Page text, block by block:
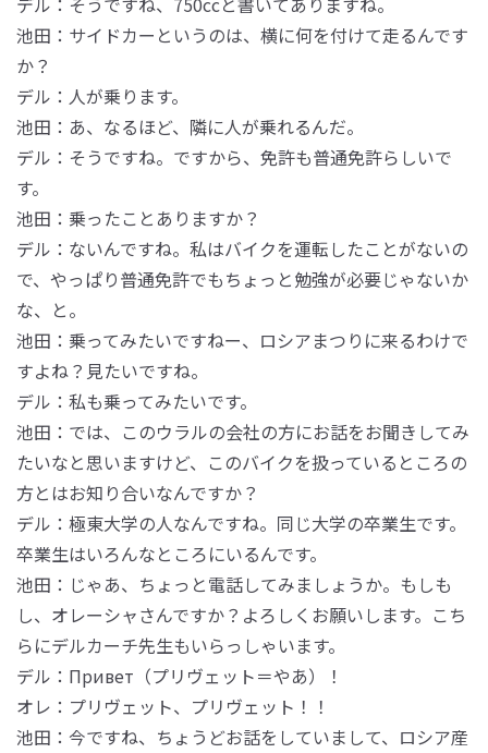
池田：サイドカーというのは、横に何を付けて走るんです
か？
デル：人が乗ります。
池田：あ、なるほど、隣に人が乗れるんだ。
デル：そうですね。ですから、免許も普通免許らしいで
す。
池田：乗ったことありますか？
デル：ないんですね。私はバイクを運転したことがないの
で、やっぱり普通免許でもちょっと勉強が必要じゃないか
な、と。
池田：乗ってみたいですねー、ロシアまつりに来るわけで
すよね？見たいですね。
デル：私も乗ってみたいです。
池田：では、このウラルの会社の方にお話をお聞きしてみ
たいなと思いますけど、このバイクを扱っているところの
方とはお知り合いなんですか？
デル：極東大学の人なんですね。同じ大学の卒業生です。
卒業生はいろんなところにいるんです。
池田：じゃあ、ちょっと電話してみましょうか。もしも
し、オレーシャさんですか？よろしくお願いします。こち
らにデルカーチ先生もいらっしゃいます。
デル：Привет（プリヴェット＝やあ）！
オレ：プリヴェット、プリヴェット！！
池田：今ですね、ちょうどお話をしていまして、ロシア産